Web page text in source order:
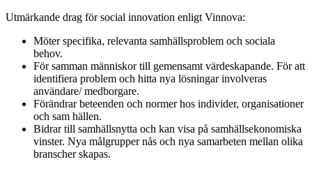
Utmärkande drag för social innovation enligt Vinnova:
Möter specifika, relevanta samhällsproblem och sociala
behov.
För samman människor till gemensamt värdeskapande. För att
identifiera problem och hitta nya lösningar involveras
användare/ medborgare.
Förändrar beteenden och normer hos individer, organisationer
och sam hällen.
Bidrar till samhällsnytta och kan visa på samhällsekonomiska
vinster. Nya målgrupper nås och nya samarbeten mellan olika
branscher skapas.